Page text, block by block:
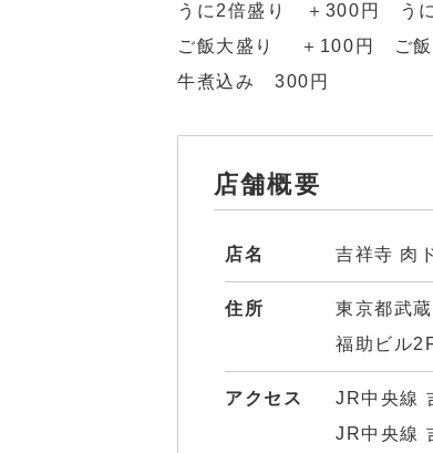
うに2倍盛り ＋300円 う
ご飯大盛り ＋100円 ご
牛煮込み 300円
店舗概要
店名 吉祥寺 肉
住所
東京都武
福助ビル
アクセス
JR中央線
JR中央線